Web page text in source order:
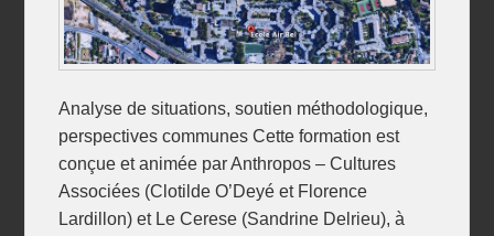
Analyse de situations, soutien méthodologique,
perspectives communes Cette formation est
conçue et animée par Anthropos – Cultures
Associées (Clotilde O’Deyé et Florence
Lardillon) et Le Cerese (Sandrine Delrieu), à